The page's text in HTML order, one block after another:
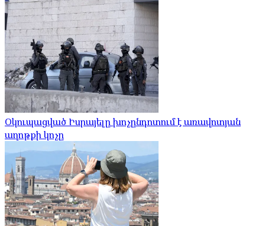
Օկուպացված Իսրայելը խոչընդոտում է առավոտյան
աղոթքի կոչը